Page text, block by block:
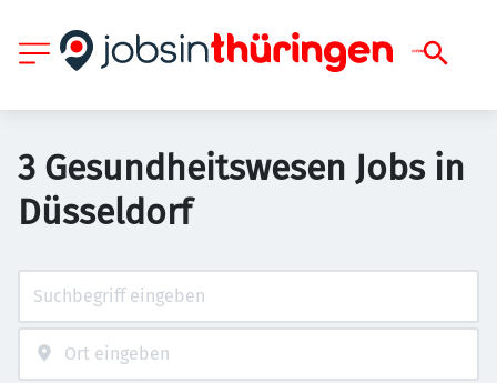
3 Gesundheitswesen Jobs in
Düsseldorf